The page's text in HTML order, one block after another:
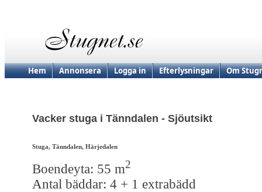
Hem Annonsera Logga in Efterlysningar Om
Vacker stuga i Tänndalen - Sjöutsikt
Stuga, Tänndalen, Härjedalen
Boendeyta: 55 m2
Antal bäddar: 4 + 1 extrabädd